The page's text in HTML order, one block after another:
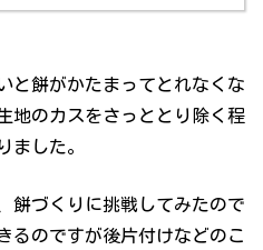
と餅がかたまってとれなくな
地のカスをさっととり除く程
ました。
餅づくりに挑戦してみたので
るのですが後片付けなどのこ